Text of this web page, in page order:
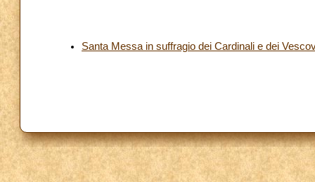
Santa Messa in suffragio dei Cardinali e dei